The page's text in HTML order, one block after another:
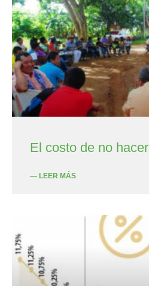
El costo de no hacer
— LEER MÁS